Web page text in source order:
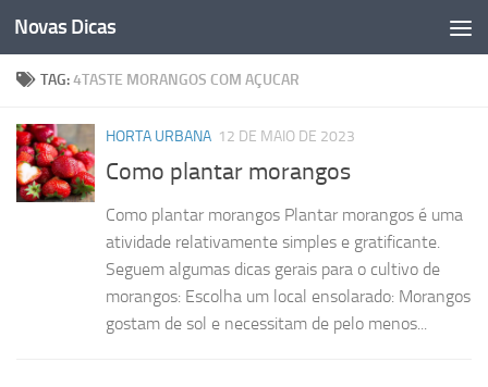
Skip to content
Novas Dicas
TAG:4TASTE MORANGOS COM AÇUCAR
HORTA URBANA 12 DE MAIO DE 2023
Como plantar morangos
Como plantar morangos Plantar morangos é uma
atividade relativamente simples e gratificante.
Seguem algumas dicas gerais para o cultivo de
morangos: Escolha um local ensolarado: Morangos
gostam de sol e necessitam de pelo menos...